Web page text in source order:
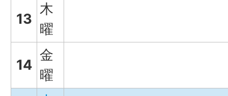
13
木
曜
14
金
曜